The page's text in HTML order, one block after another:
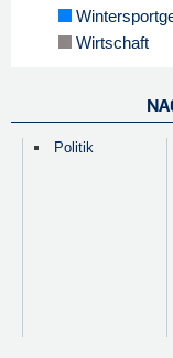
Wirtschaft
Politik